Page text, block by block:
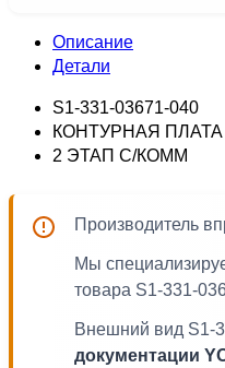
Описание
Детали
S1-331-03671-040
КОНТУРНАЯ ПЛАТА
2 ЭТАП С/КОММ
Производитель
Мы
товара S1-331-
Внешний вид S1-
документации